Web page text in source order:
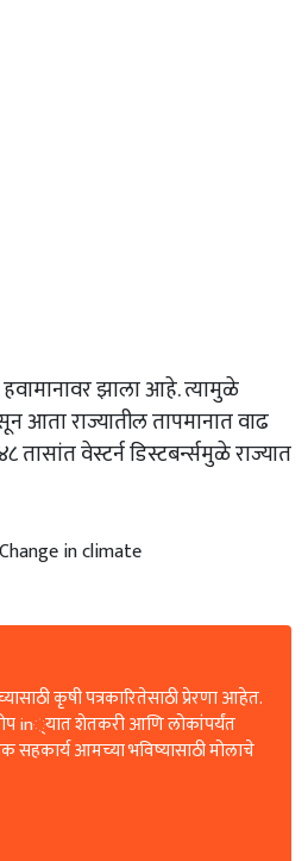
हवामानावर झाला आहे. त्यामुळे
आता राज्यातील तापमानात वाढ
वेस्टर्न डिस्टबर्न्समुळे राज्यात
in climate
कृषी पत्रकारितेसाठी प्रेरणा आहेत.
in्यात शेतकरी आणि लोकांपर्यंत
आमच्या भविष्यासाठी मोलाचे